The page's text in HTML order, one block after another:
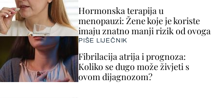
Hormonska terapija u
menopauzi: Žene koje je koriste
imaju znatno manji rizik od ovoga
PIŠE LIJEČNIK
Fibrilacija atrija i prognoza:
Koliko se dugo može živjeti s
ovom dijagnozom?